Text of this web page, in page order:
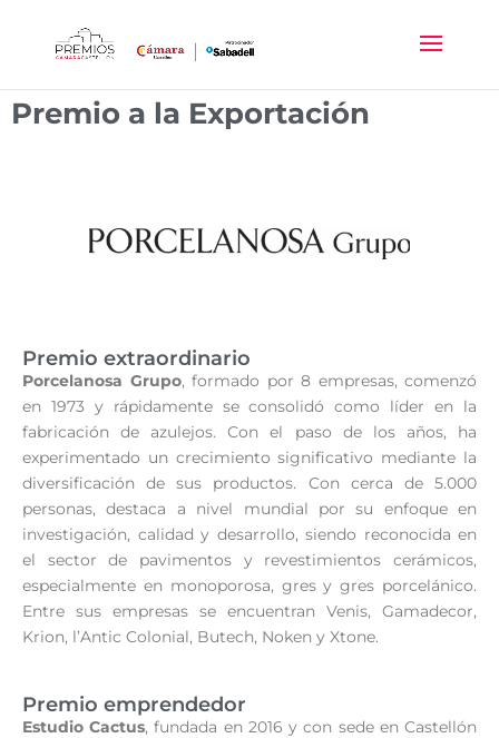
Premio a la Exportación
Premio extraordinario
Porcelanosa Grupo, formado por 8 empresas, comenzó
en 1973 y rápidamente se consolidó como líder en la
fabricación de azulejos. Con el paso de los años, ha
experimentado un crecimiento significativo mediante la
diversificación de sus productos. Con cerca de 5.000
personas, destaca a nivel mundial por su enfoque en
investigación, calidad y desarrollo, siendo reconocida en
el sector de pavimentos y revestimientos cerámicos,
especialmente en monoporosa, gres y gres porcelánico.
Entre sus empresas se encuentran Venis, Gamadecor,
Krion, l’Antic Colonial, Butech, Noken y Xtone.
Premio emprendedor
Estudio Cactus, fundada en 2016 y con sede en Castellón